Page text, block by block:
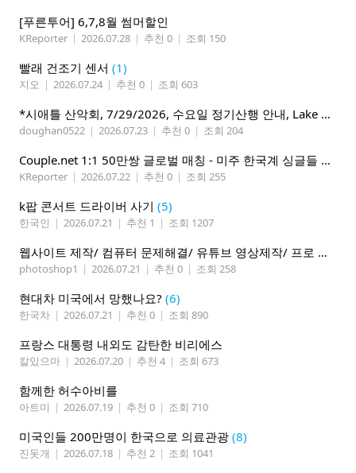
[푸른투어] 6,7,8월 썸머할인
KReporter | 2026.07.28 | 추천 0 | 조회 150
빨래 건조기 센서 (1)
지오 | 2026.07.24 | 추천 0 | 조회 603
*시애틀 산악회, 7/29/2026, 수요일 정기산행 안내, Lake 22*
doughan0522 | 2026.07.23 | 추천 0 | 조회 204
Couple.net 1:1 50만쌍 글로벌 매칭 - 미주 한국계 싱글들 모이세요
KReporter | 2026.07.22 | 추천 0 | 조회 255
k팝 콘서트 드라이버 사기 (5)
한국인 | 2026.07.21 | 추천 1 | 조회 1207
웹사이트 제작/ 컴퓨터 문제해결/ 유튜브 영상제작/ 프로 사진촬영
photoshop1 | 2026.07.21 | 추천 0 | 조회 258
현대차 미국에서 망했나요? (6)
한국차 | 2026.07.21 | 추천 0 | 조회 890
프랑스 대통령 내외도 감탄한 비리에스
칼있으마 | 2026.07.20 | 추천 4 | 조회 673
함께한 허수아비를
아트미 | 2026.07.19 | 추천 0 | 조회 710
미국인들 200만명이 한국으로 의료관광 (8)
진돗개 | 2026.07.18 | 추천 2 | 조회 1041